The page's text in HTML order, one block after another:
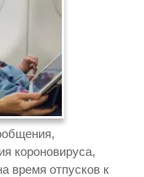
короновируса,
время отпусков к